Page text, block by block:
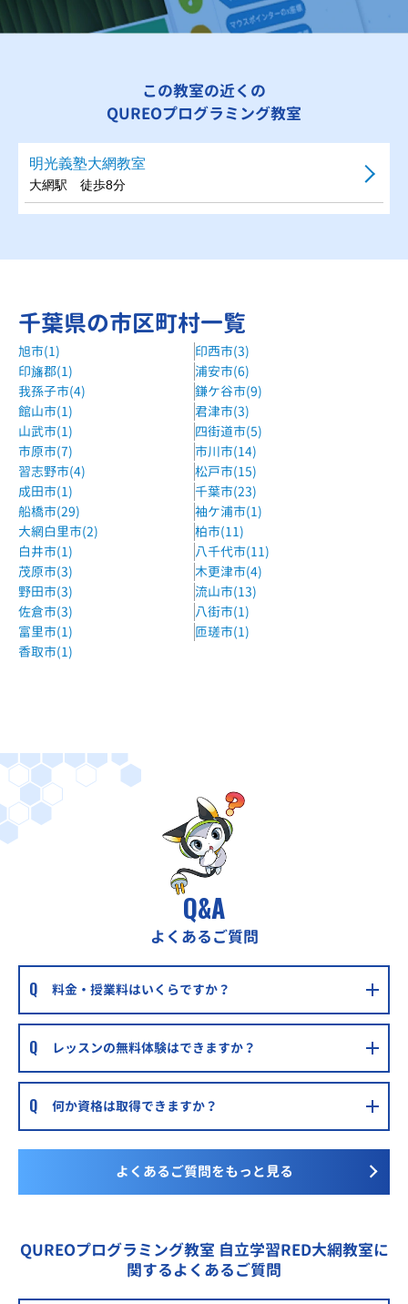
この教室の近くの
QUREOプログラミング教室
明光義塾大網教室
大網駅 徒歩8分
千葉県の市区町村一覧
旭市(1)
印西市(3)
印旛郡(1)
浦安市(6)
我孫子市(4)
鎌ケ谷市(9)
館山市(1)
君津市(3)
山武市(1)
四街道市(5)
市原市(7)
市川市(14)
習志野市(4)
松戸市(15)
成田市(1)
千葉市(23)
船橋市(29)
袖ケ浦市(1)
大網白里市(2)
柏市(11)
白井市(1)
八千代市(11)
茂原市(3)
木更津市(4)
野田市(3)
流山市(13)
佐倉市(3)
八街市(1)
富里市(1)
匝瑳市(1)
香取市(1)
Q&A
よくあるご質問
料金・授業料はいくらですか？
レッスンの無料体験はできますか？
何か資格は取得できますか？
よくあるご質問をもっと見る
QUREOプログラミング教室 自立学習RED大網教室に
関するよくあるご質問